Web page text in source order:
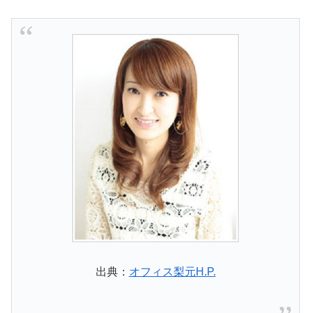
出典： オフィス梨元H.P.